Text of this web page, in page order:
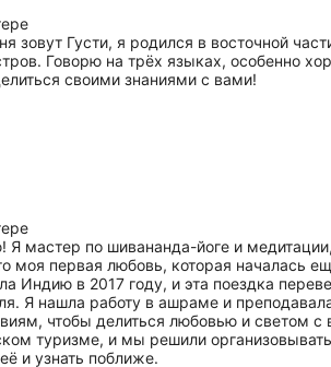
зовут Густи, я родился в восточной
Говорю на трёх языках, особенно
своими знаниями с вами!
Я мастер по шивананда-йоге и
моя первая любовь, которая началась
Индию в 2017 году, и эта поездка
Я нашла работу в ашраме и
чтобы делиться любовью и светом
туризме, и мы решили
и узнать поближе.